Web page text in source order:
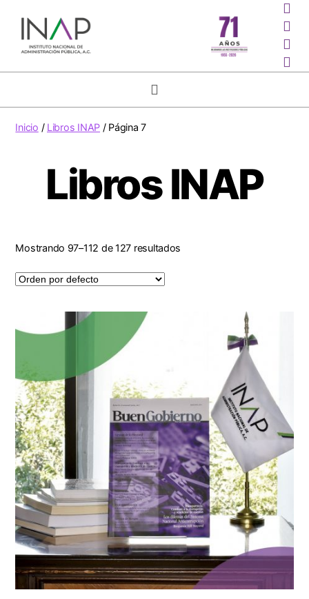
Inicio / Libros INAP / Página 7
Libros INAP
Mostrando 97–112 de 127 resultados